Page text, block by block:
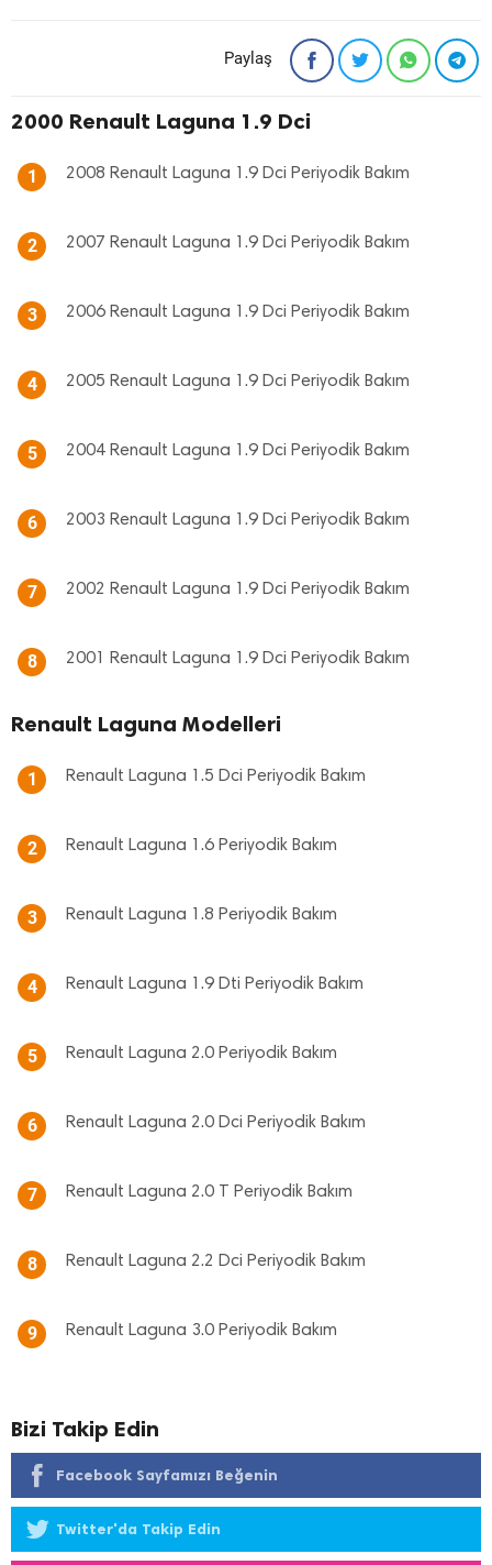
Paylaş
2000 Renault Laguna 1.9 Dci
1 2008 Renault Laguna 1.9 Dci Periyodik Bakım
2 2007 Renault Laguna 1.9 Dci Periyodik Bakım
3 2006 Renault Laguna 1.9 Dci Periyodik Bakım
4 2005 Renault Laguna 1.9 Dci Periyodik Bakım
5 2004 Renault Laguna 1.9 Dci Periyodik Bakım
6 2003 Renault Laguna 1.9 Dci Periyodik Bakım
7 2002 Renault Laguna 1.9 Dci Periyodik Bakım
8 2001 Renault Laguna 1.9 Dci Periyodik Bakım
Renault Laguna Modelleri
1 Renault Laguna 1.5 Dci Periyodik Bakım
2 Renault Laguna 1.6 Periyodik Bakım
3 Renault Laguna 1.8 Periyodik Bakım
4 Renault Laguna 1.9 Dti Periyodik Bakım
5 Renault Laguna 2.0 Periyodik Bakım
6 Renault Laguna 2.0 Dci Periyodik Bakım
7 Renault Laguna 2.0 T Periyodik Bakım
8 Renault Laguna 2.2 Dci Periyodik Bakım
9 Renault Laguna 3.0 Periyodik Bakım
Bizi Takip Edin
Facebook Sayfamızı Beğenin
Twitter'da Takip Edin